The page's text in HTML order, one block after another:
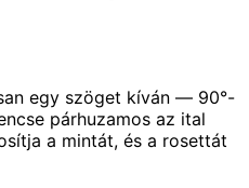
egy szöget kíván — 90°-
párhuzamos az ital
a mintát, és a rosettát